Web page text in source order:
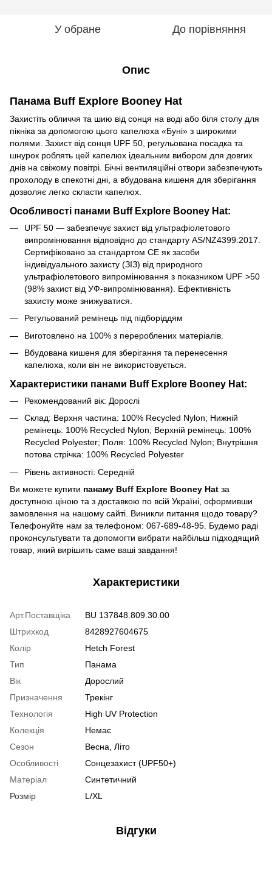
У обране До порівняння
Опис
Панама Buff Explore Booney Hat
Захистіть обличчя та шию від сонця на воді або біля столу для
пікніка за допомогою цього капелюха «Буні» з широкими
полями. Захист від сонця UPF 50, регульована посадка та
шнурок роблять цей капелюх ідеальним вибором для довгих
днів на свіжому повітрі. Бічні вентиляційні отвори забезпечують
прохолоду в спекотні дні, а вбудована кишеня для зберігання
дозволяє легко скласти капелюх.
Особливості панами Buff Explore Booney Hat:
UPF 50 — забезпечує захист від ультрафіолетового
випромінювання відповідно до стандарту AS/NZ4399:2017.
Сертифіковано за стандартом CE як засоби
індивідуального захисту (ЗІЗ) від природного
ультрафіолетового випромінювання з показником UPF >50
(98% захист від УФ-випромінювання). Ефективність
захисту може знижуватися.
Регульований ремінець під підборіддям
Виготовлено на 100% з перероблених матеріалів.
Вбудована кишеня для зберігання та перенесення
капелюха, коли він не використовується.
Характеристики панами Buff Explore Booney Hat:
Рекомендований вік: Дорослі
Склад: Верхня частина: 100% Recycled Nylon; Нижній
ремінець: 100% Recycled Nylon; Верхній ремінець: 100%
Recycled Polyester; Поля: 100% Recycled Nylon; Внутрішня
потова стрічка: 100% Recycled Polyester
Рівень активності: Середній
Ви можете купити панаму Buff Explore Booney Hat за
доступною ціною та з доставкою по всій Україні, оформивши
замовлення на нашому сайті. Виникли питання щодо товару?
Телефонуйте нам за телефоном: 067-689-48-95. Будемо раді
проконсультувати та допомогти вибрати найбільш підходящий
товар, який вирішить саме ваші завдання!
Характеристики
Арт.Поставщіка
BU 137848.809.30.00
Штрихкод
8428927604675
Колір
Hetch Forest
Тип
Панама
Вік
Дорослий
Призначення
Трекінг
Технологія
High UV Protection
Колекція
Немає
Сезон
Весна, Літо
Особливості
Сонцезахист (UPF50+)
Матеріал
Синтетичний
Розмір
L/XL
Відгуки